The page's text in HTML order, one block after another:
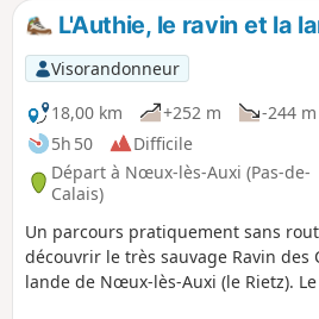
L'Authie, le ravin et la
Visorandonneur
18,00 km
+252 m
-244 m
5h 50
Difficile
Départ à Nœux-lès-Auxi (Pas-de-
Calais)
Un parcours pratiquement sans
découvrir le très sauvage Ravin des
lande de Nœux-lès-Auxi (le Rietz).